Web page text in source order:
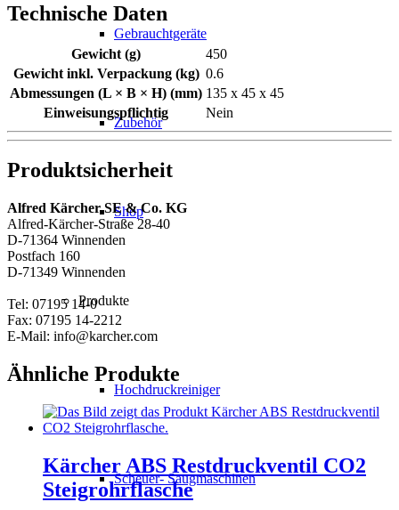
Gebrauchtgeräte
Zubehör
Shop
Produkte
Hochdruckreiniger
Scheuer- Saugmaschinen
Technische Daten
Gewicht (g)
450
Gewicht inkl. Verpackung (kg) 0.6
Abmessungen (L × B × H) (mm) 135 x 45 x 45
Einweisungspflichtig
Nein
Produktsicherheit
Alfred Kärcher SE & Co. KG
Alfred-Kärcher-Straße 28-40
D-71364 Winnenden
Postfach 160
D-71349 Winnenden
Tel: 07195 14-0
Fax: 07195 14-2212
E-Mail: info@karcher.com
Ähnliche Produkte
Kärcher ABS Restdruckventil CO2
Steigrohrflasche